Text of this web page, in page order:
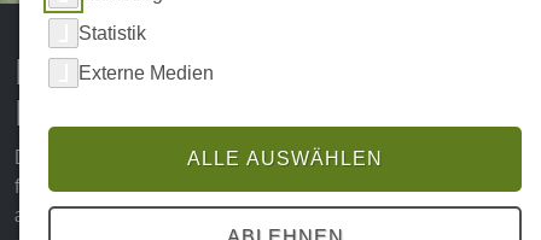
Natur erleben | Tagestouren im
Harz
Das Wandern in der atemberaubenden Harzer Natur ist
für viele Abenteuerlustige und Naturliebhaber ein
abwechslungsreiches Urlaubserlebnis. Obwohl die
Statistik
Externe Medien
ALLE AUSWÄHLEN